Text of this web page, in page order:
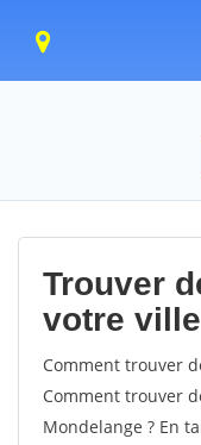
Trouver
votre
Comment trouver
Comment trouver
Mondelange ? En